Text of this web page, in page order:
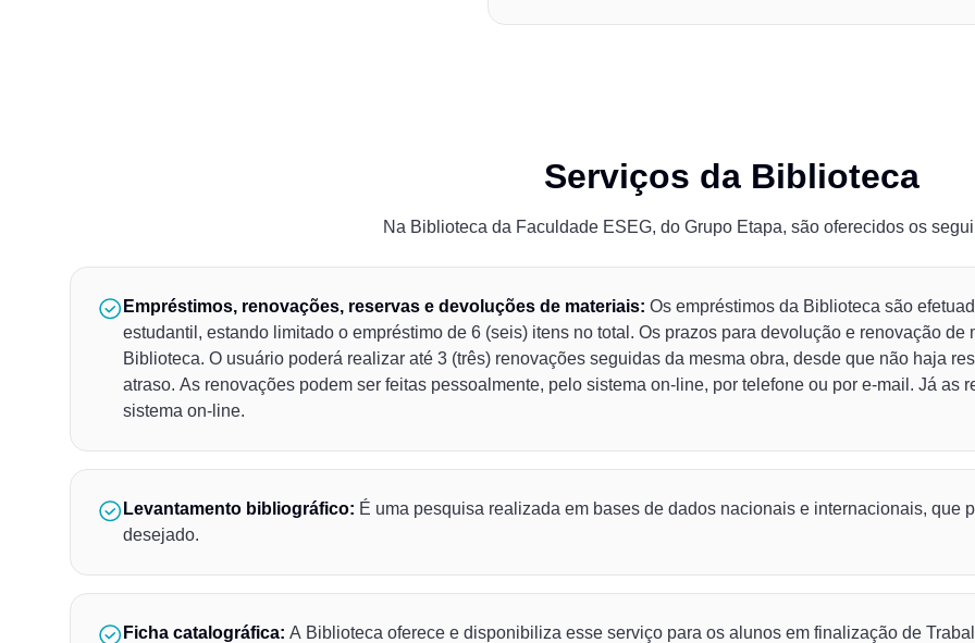
Serviços da Biblioteca
Na Biblioteca da Faculdade ESEG, do Grupo Etapa, são oferecidos os
Empréstimos, renovações, reservas e devoluções de materiais: Os empréstimos da Biblioteca são
estudantil, estando limitado o empréstimo de 6 (seis) itens no total. Os prazos para devolução e renovação
Biblioteca. O usuário poderá realizar até 3 (três) renovações seguidas da mesma obra, desde que não haja
atraso. As renovações podem ser feitas pessoalmente, pelo sistema on-line, por telefone ou por e-mail. Já as
sistema on-line.
Levantamento bibliográfico: É uma pesquisa realizada em bases de dados nacionais e internacionais, que
desejado.
Ficha catalográfica: A Biblioteca oferece e disponibiliza esse serviço para os alunos em finalização de